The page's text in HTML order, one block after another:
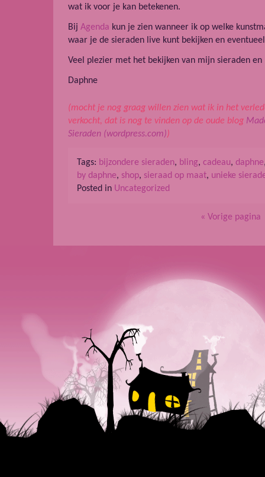
wat ik voor je kan betekenen.
Bij Agenda kun je zien wanneer ik op welke
waar je de sieraden live kunt bekijken en
Veel plezier met het bekijken van mijn sieraden
Daphne
(mocht je nog graag willen zien wat ik in het
verkocht, dat is nog te vinden op de oude blog
Sieraden (wordpress.com))
Tags: bijzondere sieraden, bling, cadeau, daphne
by daphne, shop, sieraad op maat, unieke
Posted in Uncategorized
« Vorige pagina